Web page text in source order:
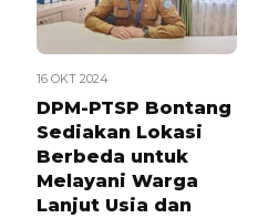
16 OKT 2024
DPM-PTSP Bontang
Sediakan Lokasi
Berbeda untuk
Melayani Warga
Lanjut Usia dan